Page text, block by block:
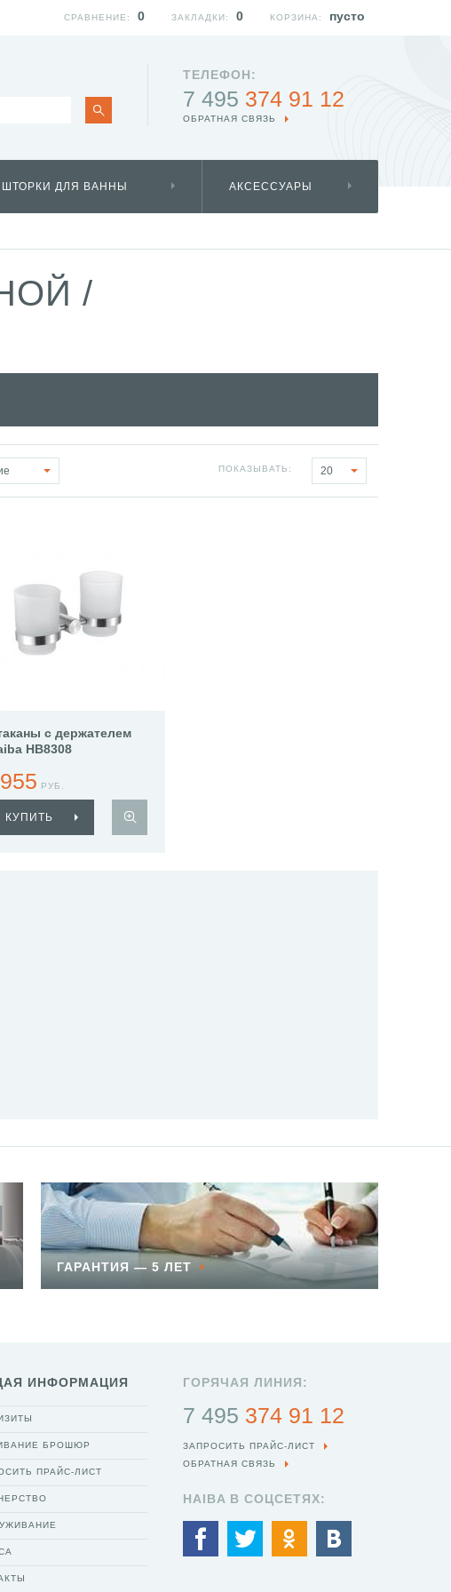
ТЕЛЕФОН:
7 495 374 91 12
ОБРАТНАЯ СВЯЗЬ
ШТОРКИ ДЛЯ ВАННЫ АКСЕССУАРЫ
/
ПОКАЗЫВАТЬ: 20
с держателем
HB8308
РУБ.
КУПИТЬ
ГАРАНТИЯ — 5 ЛЕТ
ИНФОРМАЦИЯ
БРОШЮР
ПРАЙС-ЛИСТ
ГОРЯЧАЯ ЛИНИЯ:
7 495 374 91 12
ЗАПРОСИТЬ ПРАЙС-ЛИСТ
ОБРАТНАЯ СВЯЗЬ
HAIBA В СОЦСЕТЯХ:
КОРЗИНА: пусто
ЗАКЛАДКИ: 0
СРАВНЕНИЕ: 0